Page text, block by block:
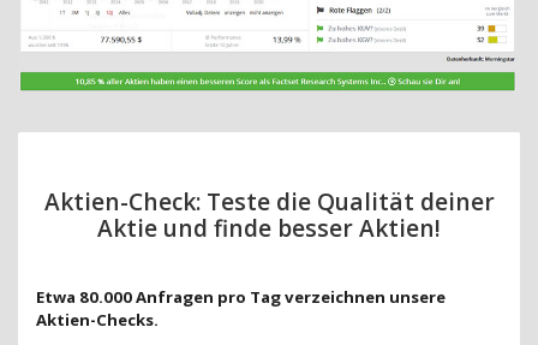
Aktien-Check: Teste die Qualität deiner
Aktie und finde besser Aktien!
Etwa 80.000 Anfragen pro Tag verzeichnen unsere
Aktien-Checks.